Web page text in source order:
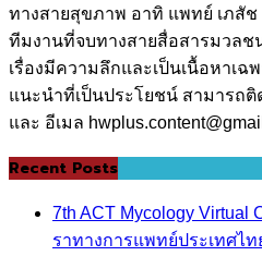
ทางสายสุขภาพ อาทิ แพทย์ เภสัช
ทีมงานที่จบทางสายสื่อสารมวลช
เรื่องมีความลึกและเป็นเนื้อหาเ
แนะนำที่เป็นประโยชน์ สามารถติ
และ อีเมล
Recent Posts
7th ACT Mycology Virtual
ราทางการแพทย์ประเทศไท